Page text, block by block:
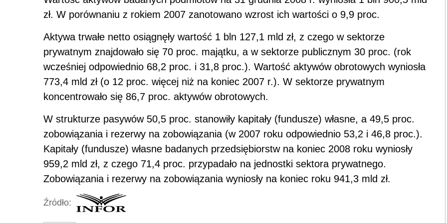
zł. W porównaniu z rokiem 2007 zanotowano wzrost ich wartości o 9,9 proc.
Aktywa trwałe netto osiągnęły wartość 1 bln 127,1 mld zł, z czego w sektorze
prywatnym znajdowało się 70 proc. majątku, a w sektorze publicznym 30 proc. (rok
wcześniej odpowiednio 68,2 proc. i 31,8 proc.). Wartość aktywów obrotowych wyniosła
773,4 mld zł (o 12 proc. więcej niż na koniec 2007 r.). W sektorze prywatnym
koncentrowało się 86,7 proc. aktywów obrotowych.
W strukturze pasywów 50,5 proc. stanowiły kapitały (fundusze) własne, a 49,5 proc.
zobowiązania i rezerwy na zobowiązania (w 2007 roku odpowiednio 53,2 i 46,8 proc.).
Kapitały (fundusze) własne badanych przedsiębiorstw na koniec 2008 roku wyniosły
959,2 mld zł, z czego 71,4 proc. przypadało na jednostki sektora prywatnego.
Zobowiązania i rezerwy na zobowiązania wyniosły na koniec roku 941,3 mld zł.
Źródło: